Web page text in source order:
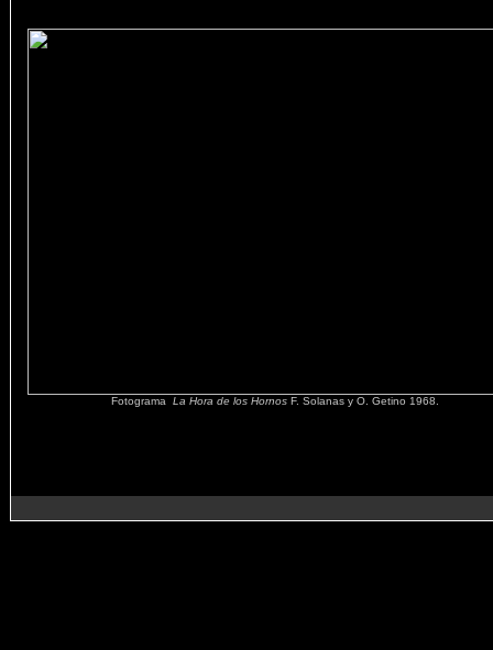
Fotograma La Hora de los Hornos F. Solanas y O. Getino 1968.